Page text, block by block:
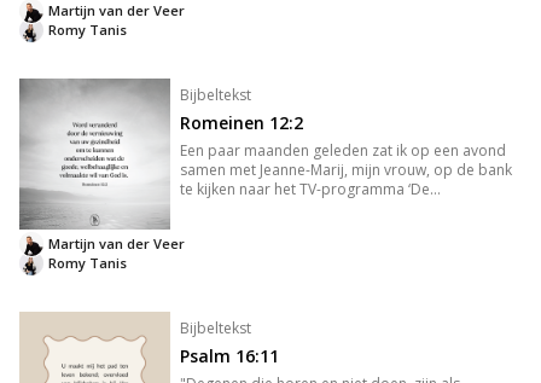
ook allemaal een ver
Romy Tanis
Martijn van der Veer
Bijbeltekst
Romeinen 12:2
Een paar maanden geleden zat ik op een avond
samen met Jeanne-Marij, mijn vrouw, op de bank
te kijken naar het TV-programma ‘De
gast aan tafel. Blijkbaar had hi
Romy Tanis
Martijn van der Veer
Bijbeltekst
Psalm 16:11